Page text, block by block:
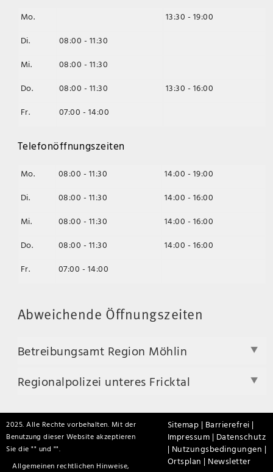
Mo.
13:30 - 19:00
Di.
08:00 - 11:30
Mi.
08:00 - 11:30
Do.
08:00 - 11:30
13:30 - 16:00
Fr.
07:00 - 14:00
Telefonöffnungszeiten
Mo. 08:00 - 11:30
14:00 - 19:00
Di.
08:00 - 11:30
14:00 - 16:00
Mi.
08:00 - 11:30
14:00 - 16:00
Do.
08:00 - 11:30
14:00 - 16:00
Fr.
07:00 - 14:00
Abweichende Öffnungszeiten
Betreibungsamt Region Möhlin
Regionalpolizei unteres Fricktal
2025. Alle Rechte vorbehalten. Mit der
Benutzung dieser Website akzeptieren
Sie die "
Allgemeinen rechtlichen Hinweise,
" und "".
Sitemap | Barrierefrei |
Impressum | Datenschutz
| Nutzungsbedingungen |
Ortsplan | Newsletter